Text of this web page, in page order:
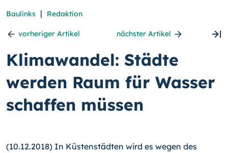
Baulinks | Redaktion
vorheriger Artikel nächster Artikel
Klimawandel: Städte
werden Raum für Wasser
schaffen müssen
(10.12.2018) In Küstenstädten wird es wegen des